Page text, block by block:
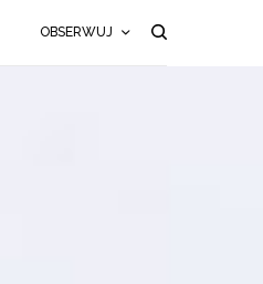
OBSERWUJ